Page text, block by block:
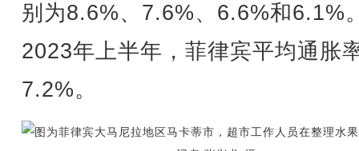
别为8.6%、7.6%、6.6%和6.1%
2023年上半年，菲律宾平均通胀
7.2%。